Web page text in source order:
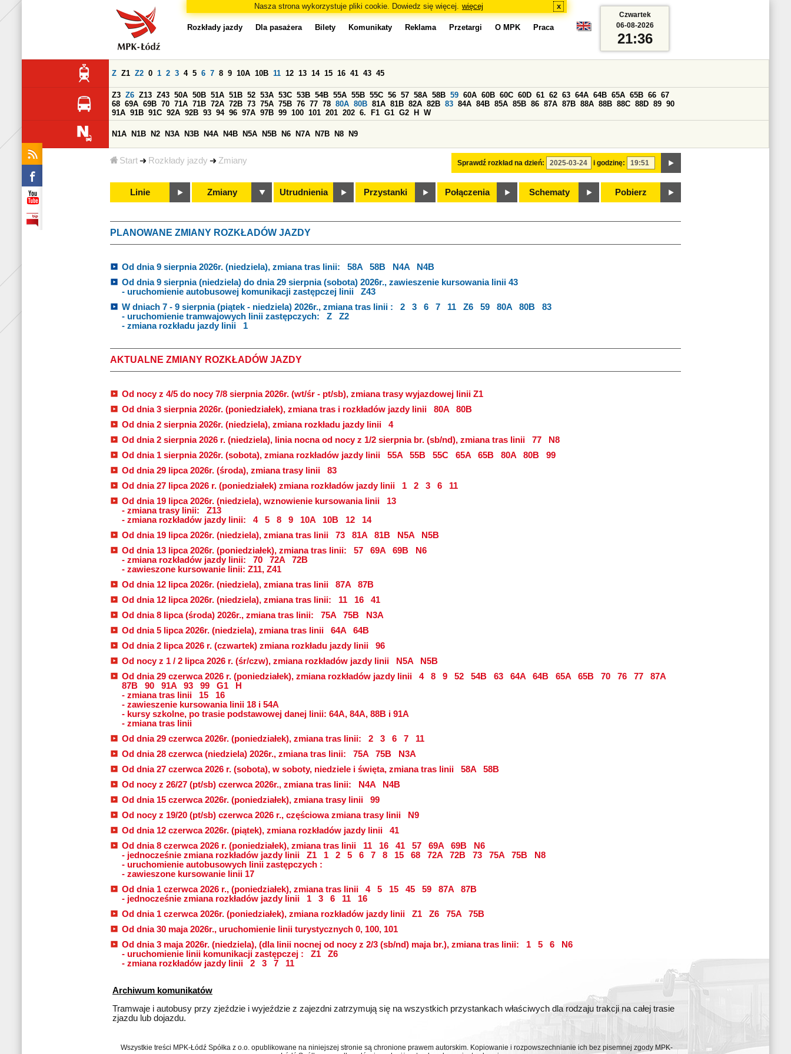
Nasza strona wykorzystuje pliki cookie. Dowiedz się więcej. więcej x
Start Rozkłady jazdy Zmiany
Rozkłady jazdy Dla pasażera Bilety Komunikaty Reklama Przetargi O MPK Praca
Sprawdź rozkład na dzień: i godzinę:
Z Z1 Z2 0 1 2 3 4 5 6 7 8 9 10A 10B 11 12 13 14 15 16 41 43 45
Z3 Z6 Z13 Z43 50A 50B 51A 51B 52 53A 53C 53B 54B 55A 55B 55C 56 57 58A 58B 59 60A 60B 60C 60D 61 62 63 64A 64B 65A 65B 66 67
68 69A 69B 70 71A 71B 72A 72B 73 75A 75B 76 77 78 80A 80B 81A 81B 82A 82B 83 84A 84B 85A 85B 86 87A 87B 88A 88B 88C 88D 89 90
91A 91B 91C 92A 92B 93 94 96 97A 97B 99 100 101 201 202 6. F1 G1 G2 H W
N1A N1B N2 N3A N3B N4A N4B N5A N5B N6 N7A N7B N8 N9
Linie Zmiany Utrudnienia Przystanki Połączenia Schematy Pobierz
Czwartek
06-08-2026
21:36
PLANOWANE ZMIANY ROZKŁADÓW JAZDY
Od dnia 9 sierpnia 2026r. (niedziela), zmiana tras linii: 58A 58B N4A
N4B
Od dnia 9 sierpnia (niedziela) do dnia 29 sierpnia (sobota) 2026r., zawieszenie kursowania linii 43
- uruchomienie autobusowej komunikacji zastępczej linii
Z43
W dniach 7 - 9 sierpnia (piątek - niedziela) 2026r., zmiana tras linii :
2 3 6 7 11 Z6 59 80A 80B
83
- uruchomienie tramwajowych linii zastępczych:
Z
Z2
- zmiana rozkładu jazdy linii
1
AKTUALNE ZMIANY ROZKŁADÓW JAZDY
Od nocy z 4/5 do nocy 7/8 sierpnia 2026r. (wt/śr - pt/sb), zmiana trasy wyjazdowej linii Z1
Od dnia 3 sierpnia 2026r. (poniedziałek), zmiana tras i rozkładów jazdy linii
80A
80B
Od dnia 2 sierpnia 2026r. (niedziela), zmiana rozkładu jazdy linii
4
Od dnia 2 sierpnia 2026 r. (niedziela), linia nocna od nocy z 1/2 sierpnia br. (sb/nd), zmiana tras linii
77
N8
Od dnia 1 sierpnia 2026r. (sobota), zmiana rozkładów jazdy linii
55A 55B 55C 65A 65B 80A 80B
99
Od dnia 29 lipca 2026r. (środa), zmiana trasy linii
83
Od dnia 27 lipca 2026 r. (poniedziałek) zmiana rozkładów jazdy linii
1 2 3 6
11
Od dnia 19 lipca 2026r. (niedziela), wznowienie kursowania linii
13
- zmiana trasy linii:
Z13
- zmiana rozkładów jazdy linii:
4 5 8 9 10A 10B 12
14
Od dnia 19 lipca 2026r. (niedziela), zmiana tras linii
73 81A 81B N5A
N5B
Od dnia 13 lipca 2026r. (poniedziałek), zmiana tras linii:
57 69A 69B
N6
- zmiana rozkładów jazdy linii:
70 72A
72B
- zawieszone kursowanie linii: Z11, Z41
Od dnia 12 lipca 2026r. (niedziela), zmiana tras linii
87A
87B
Od dnia 12 lipca 2026r. (niedziela), zmiana tras linii:
11 16
41
Od dnia 8 lipca (środa) 2026r., zmiana tras linii:
75A 75B
N3A
Od dnia 5 lipca 2026r. (niedziela), zmiana tras linii
64A
64B
Od dnia 2 lipca 2026 r. (czwartek) zmiana rozkładu jazdy linii
96
Od nocy z 1 / 2 lipca 2026 r. (śr/czw), zmiana rozkładów jazdy linii
N5A
N5B
Od dnia 29 czerwca 2026 r. (poniedziałek), zmiana rozkładów jazdy linii
4 8 9 52 54B 63 64A 64B 65A 65B 70 76 77
87A
87B
90 91A 93 99 G1
H
- zmiana tras linii
15
16
- zawieszenie kursowania linii 18 i 54A
- kursy szkolne, po trasie podstawowej danej linii: 64A, 84A, 88B i 91A
- zmiana tras linii
Od dnia 29 czerwca 2026r. (poniedziałek), zmiana tras linii:
2 3 6 7
11
Od dnia 28 czerwca (niedziela) 2026r., zmiana tras linii:
75A 75B
N3A
Od dnia 27 czerwca 2026 r. (sobota), w soboty, niedziele i święta, zmiana tras linii
58A
58B
Od nocy z 26/27 (pt/sb) czerwca 2026r., zmiana tras linii:
N4A
N4B
Od dnia 15 czerwca 2026r. (poniedziałek), zmiana trasy linii
99
Od nocy z 19/20 (pt/sb) czerwca 2026 r., częściowa zmiana trasy linii
N9
Od dnia 12 czerwca 2026r. (piątek), zmiana rozkładów jazdy linii
41
Od dnia 8 czerwca 2026 r. (poniedziałek), zmiana tras linii
11 16 41 57 69A 69B
N6
- jednocześnie zmiana rozkładów jazdy linii
Z1 1 2 5 6 7 8 15 68 72A 72B 73 75A 75B
N8
- uruchomienie autobusowych linii zastępczych :
- zawieszone kursowanie linii 17
Od dnia 1 czerwca 2026 r., (poniedziałek), zmiana tras linii
4 5 15 45 59 87A
87B
- jednocześnie zmiana rozkładów jazdy linii
1 3 6 11
16
Od dnia 1 czerwca 2026r. (poniedziałek), zmiana rozkładów jazdy linii
Z1 Z6 75A
75B
Od dnia 30 maja 2026r., uruchomienie linii turystycznych 0, 100, 101
Od dnia 3 maja 2026r. (niedziela), (dla linii nocnej od nocy z 2/3 (sb/nd) maja br.), zmiana tras linii:
1 5 6
N6
- uruchomienie linii komunikacji zastępczej :
Z1
Z6
- zmiana rozkładów jazdy linii
2 3 7 11
Archiwum komunikatów
Tramwaje i autobusy przy zjeździe i wyjeździe z zajezdni zatrzymują się na wszystkich przystankach właściwych dla rodzaju trakcji na całej trasie
zjazdu lub dojazdu.
Wszystkie treści MPK-Łódź Spółka z o.o. opublikowane na niniejszej stronie są chronione prawem autorskim. Kopiowanie i rozpowszechnianie ich bez pisemnej zgody MPK-